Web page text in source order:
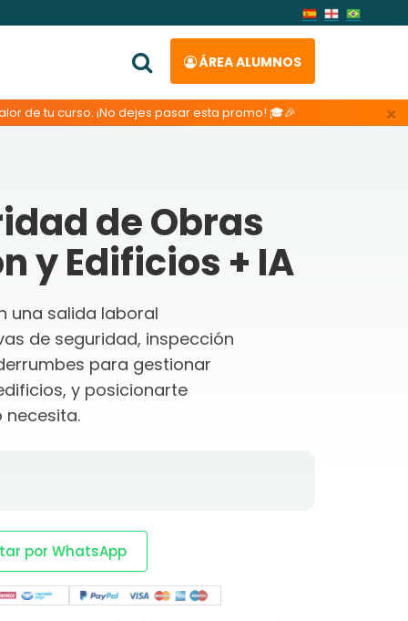
ÁREA ALUMNOS
×
de tu curso. ¡No dejes pasar esta promo! 🎓🎉
de Obras
y Edificios + IA
una salida laboral
de seguridad, inspección
para gestionar
y posicionarte
por WhatsApp